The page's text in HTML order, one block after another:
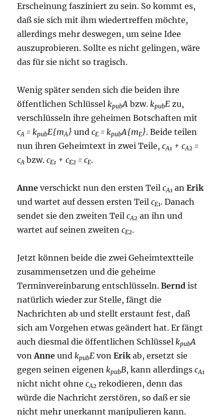
Erscheinung fasziniert zu sein. So kommt es,
daß sie sich mit ihm wiedertreffen möchte,
allerdings mehr deswegen, um seine Idee
auszuprobieren. Sollte es nicht gelingen, wäre
das für sie nicht so tragisch.
Wenig später senden sich die beiden ihre
öffentlichen Schlüssel kpubA bzw. kpubE zu,
verschlüsseln ihre geheimen Botschaften mit
cA = kpubE{mA} undcE = kpubA{mE}. Beide teilen
nun ihren Geheimtext in zwei Teile,cA1 + cA2 =
cA bzw.cE1 + cE2 = cE.
Anne verschickt nun den ersten TeilcA1 anErik
und wartet auf dessen ersten TeilcE1. Danach
sendet sie den zweiten TeilcA2 an ihn und
wartet auf seinen zweitencE2.
Jetzt können beide die zwei Geheimtextteile
zusammensetzen und die geheime
Terminvereinbarung entschlüsseln.Bernd ist
natürlich wieder zur Stelle, fängt die
Nachrichten ab und stellt erstaunt fest, daß
sich am Vorgehen etwas geändert hat. Er fängt
auch diesmal die öffentlichen Schlüssel kpubA
vonAnne und kpubE vonErik ab, ersetzt sie
gegen seinen eigenen kpubB, kann allerdingscA1
nicht nicht ohnecA2 rekodieren, denn das
würde die Nachricht zerstören, so daß er sie
nicht mehr unerkannt manipulieren kann.